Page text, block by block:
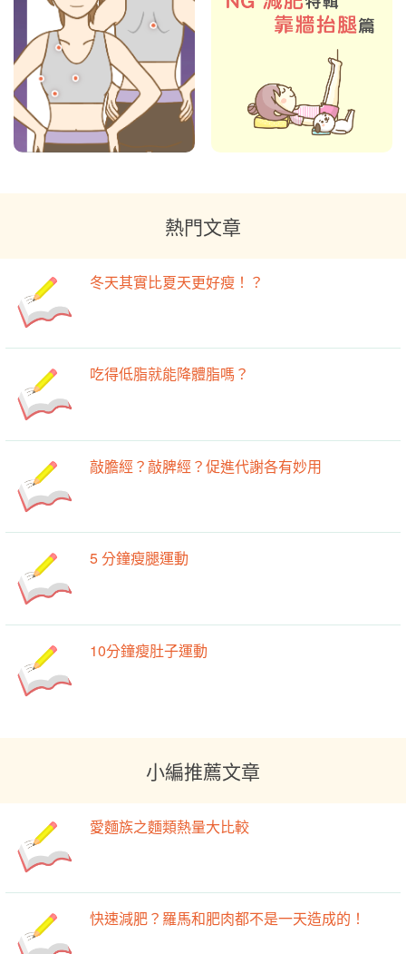
熱門文章
冬天其實比夏天更好瘦！？
吃得低脂就能降體脂嗎？
敲膽經？敲脾經？促進代謝各有妙用
5 分鐘瘦腿運動
10分鐘瘦肚子運動
小編推薦文章
愛麵族之麵類熱量大比較
快速減肥？羅馬和肥肉都不是一天造成的！